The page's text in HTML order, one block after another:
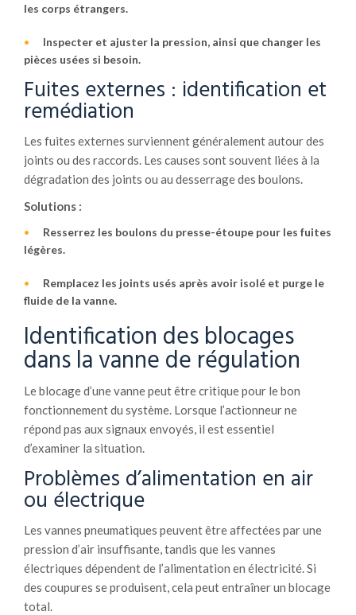
les corps étrangers.
Inspecter et ajuster la pression, ainsi que changer les
pièces usées si besoin.
Fuites externes : identification et
remédiation
Les fuites externes surviennent généralement autour des
joints ou des raccords. Les causes sont souvent liées à la
dégradation des joints ou au desserrage des boulons.
Solutions :
Resserrez les boulons du presse-étoupe pour les fuites
légères.
Remplacez les joints usés après avoir isolé et purge le
fluide de la vanne.
Identification des blocages
dans la vanne de régulation
Le blocage d’une vanne peut être critique pour le bon
fonctionnement du système. Lorsque l’actionneur ne
répond pas aux signaux envoyés, il est essentiel
d’examiner la situation.
Problèmes d’alimentation en air
ou électrique
Les vannes pneumatiques peuvent être affectées par une
pression d’air insuffisante, tandis que les vannes
électriques dépendent de l’alimentation en électricité. Si
des coupures se produisent, cela peut entraîner un blocage
total.